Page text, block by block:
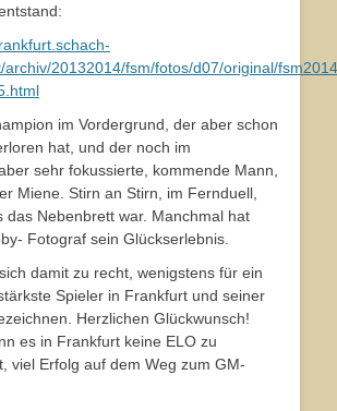
archiv/20132014/fsm/fotos/d07/original/
im Vordergrund, der aber schon
hat, und der noch im
sehr fokussierte, kommende Mann,
Miene. Stirn an Stirn, im Fernduell,
das Nebenbrett war. Manchmal hat
Fotograf sein Glückserlebnis.
damit zu recht, wenigstens für ein
Spieler in Frankfurt und seiner
Herzlichen Glückwunsch!
es in Frankfurt keine ELO zu
viel Erfolg auf dem Weg zum GM-